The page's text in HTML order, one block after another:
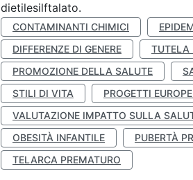
dietilesilftalato.
CONTAMINANTI CHIMICI
DIFFERENZE DI GENERE
TUTELA
PROMOZIONE DELLA SALUTE
STILI DI VITA
PROGETTI
VALUTAZIONE IMPATTO SULLA
OBESITÀ INFANTILE
PUBERTÀ
TELARCA PREMATURO